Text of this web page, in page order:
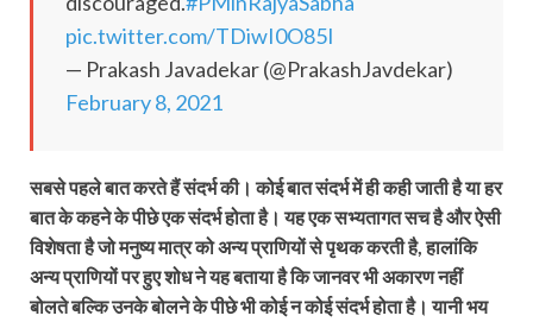
pic.twitter.com/TDiwI0O85I
— Prakash Javadekar (@PrakashJavdekar)
February 8, 2021
सबसे पहले बात करते हैं संदर्भ की। कोई बात संदर्भ में ही कही जाती है या हर
बात के कहने के पीछे एक संदर्भ होता है। यह एक सभ्यतागत सच है और ऐसी
विशेषता है जो मनुष्य मात्र को अन्य प्राणियों से पृथक करती है, हालांकि
अन्य प्राणियों पर हुए शोध ने यह बताया है कि जानवर भी अकारण नहीं
बोलते बल्कि उनके बोलने के पीछे भी कोई न कोई संदर्भ होता है। यानी भय